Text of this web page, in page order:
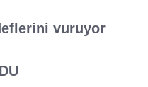
vuruyor